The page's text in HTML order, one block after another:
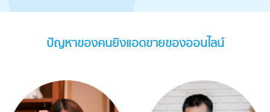
ปัญหาของคนยิงแอดขายของออนไลน์